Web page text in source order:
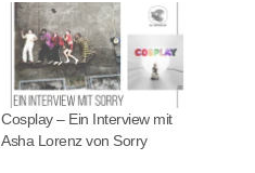
Cosplay – Ein Interview mit
Asha Lorenz von Sorry